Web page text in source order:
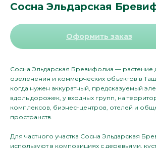
Сосна Эльдарская
Оформить заказ
Сосна Эльдарская Бревифолиа — растение
озеленения и коммерческих объектов в
когда нужен аккуратный, предсказуемый
вдоль дорожек, у входных групп, на
комплексов, бизнес-центров, отелей и
пространств.
Для частного участка Сосна Эльдарская
используют в композициях с деревьями,